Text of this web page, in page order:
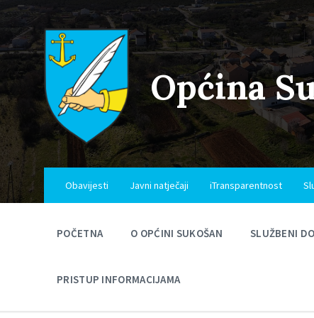
Skip
content
Skip
main
navigation
Skip
footer
Općina
Obavijesti Javni natječaji iTransparentnost
POČETNA O OPĆINI SUKOŠAN SLUŽBENI
PRISTUP INFORMACIJAMA